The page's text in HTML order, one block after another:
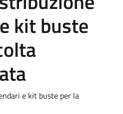
kit buste
e kit buste per la